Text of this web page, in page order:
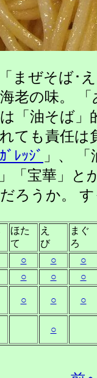
まぜそば･え
老の味。
「油そば」
ても責任は
ﾞﾚｯｼﾞ 」、
」「宝華」
ろうか。
ほた
て
え
び
まぐ
ろ
○ ○
○
○ ○
○
○ ○ ○
○